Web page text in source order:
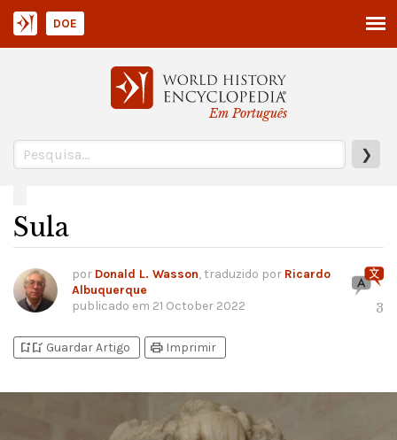
Em Português
❯
DOE
Sula
por Donald L. Wasson, traduzido por Ricardo
Albuquerque
publicado em 21 October 2022 3
bookmark_addbookmark_added Guardar Artigo print Imprimir